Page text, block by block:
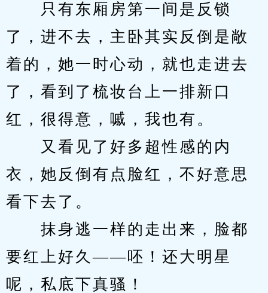
只有东厢房第一间是反锁
了，进不去，主卧其实反倒是敞
着的，她一时心动，就也走进去
了，看到了梳妆台上一排新口
红，很得意，嘁，我也有。
又看见了好多超性感的内
衣，她反倒有点脸红，不好意思
看下去了。
抹身逃一样的走出来，脸都
要红上好久——呸！还大明星
呢，私底下真骚！